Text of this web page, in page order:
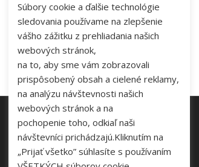
KONTAKT
Súbory cookie a ďalšie technológie
sledovania používame na zlepšenie
vášho zážitku z prehliadania našich
webových stránok,
na to, aby sme vám zobrazovali
prispôsobený obsah a cielené reklamy,
na analýzu návštevnosti našich
webových stránok a na
pochopenie toho, odkiaľ naši
návštevníci prichádzajú.Kliknutím na
„Prijať všetko” súhlasíte s používaním